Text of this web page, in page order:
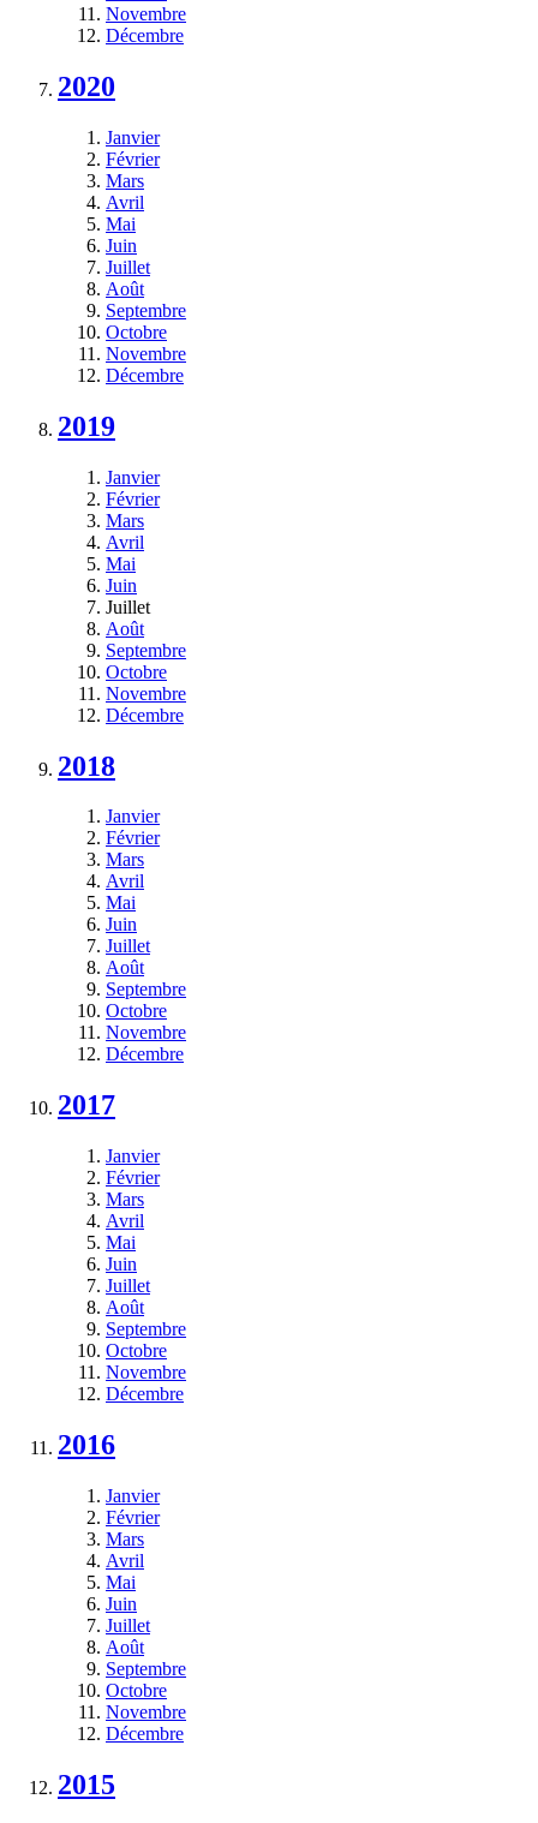
Novembre
Décembre
2020
Janvier
Février
Mars
Avril
Mai
Juin
Juillet
Août
Septembre
Octobre
Novembre
Décembre
2019
Janvier
Février
Mars
Avril
Mai
Juin
Juillet
Août
Septembre
Octobre
Novembre
Décembre
2018
Janvier
Février
Mars
Avril
Mai
Juin
Juillet
Août
Septembre
Octobre
Novembre
Décembre
2017
Janvier
Février
Mars
Avril
Mai
Juin
Juillet
Août
Septembre
Octobre
Novembre
Décembre
2016
Janvier
Février
Mars
Avril
Mai
Juin
Juillet
Août
Septembre
Octobre
Novembre
Décembre
2015